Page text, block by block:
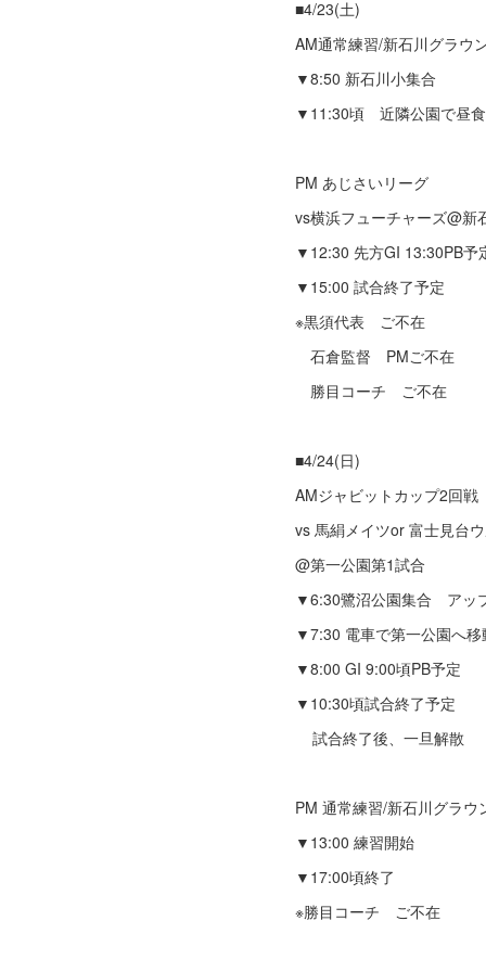
■4/23(土)
AM通常練習/新石川グラウ
▼8:50 新石川小集合
▼11:30頃 近隣公園で昼
PM あじさいリーグ
vs横浜フューチャーズ@新
▼12:30 先方GI 13:30PB予
▼15:00 試合終了予定
※黒須代表 ご不在
石倉監督 PMご不在
勝目コーチ ご不在
■4/24(日)
AMジャビットカップ2回戦
vs 馬絹メイツor 富士見台
@第一公園第1試合
▼6:30鷺沼公園集合 アッ
▼7:30 電車で第一公園へ移
▼8:00 GI 9:00頃PB予定
▼10:30頃試合終了予定
試合終了後、一旦解散
PM 通常練習/新石川グラウ
▼13:00 練習開始
▼17:00頃終了
※勝目コーチ ご不在